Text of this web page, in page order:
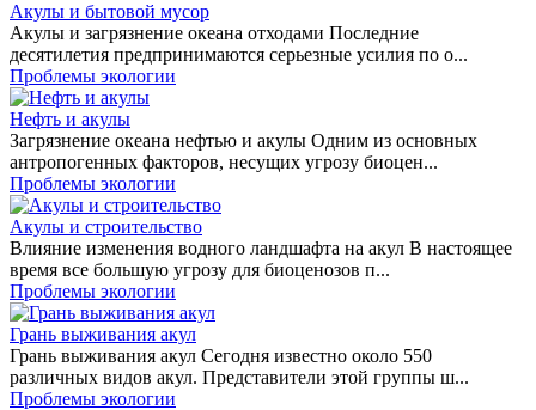
Акулы и бытовой мусор
Акулы и загрязнение океана отходами Последние
десятилетия предпринимаются серьезные усилия по о...
Проблемы экологии
Нефть и акулы
Загрязнение океана нефтью и акулы Одним из основных
антропогенных факторов, несущих угрозу биоцен...
Проблемы экологии
Акулы и строительство
Влияние изменения водного ландшафта на акул В настоящее
время все большую угрозу для биоценозов п...
Проблемы экологии
Грань выживания акул
Грань выживания акул Сегодня известно около 550
различных видов акул. Представители этой группы ш...
Проблемы экологии